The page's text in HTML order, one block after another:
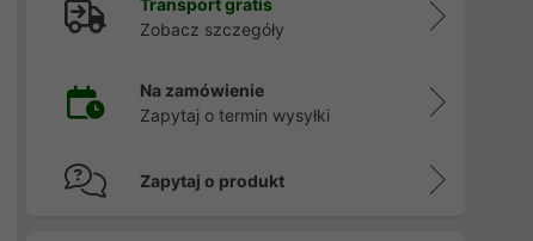
Transport gratis
Zobacz szczegóły
Na zamówienie
Zapytaj o termin wysyłki
Zapytaj o produkt